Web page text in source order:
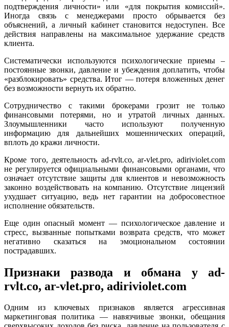
подтверждения личности» или «для покрытия комиссий».
Иногда связь с менеджерами просто обрывается без
объяснений, а личный кабинет становится недоступен. Все
действия направлены на максимальное удержание средств
клиента.
Систематически используются психологические приемы –
постоянные звонки, давление и убеждения доплатить, чтобы
«разблокировать» средства. Итог — потеря вложенных денег
без возможности вернуть их обратно.
Сотрудничество с такими брокерами грозит не только
финансовыми потерями, но и утратой личных данных.
Злоумышленники часто используют полученную
информацию для дальнейших мошеннических операций,
вплоть до кражи личности.
Кроме того, деятельность ad-rvlt.co, ar-vlet.pro, adiriviolet.com
не регулируется официальными финансовыми органами, что
означает отсутствие защиты для клиентов и невозможность
законно воздействовать на компанию. Отсутствие лицензий
ухудшает ситуацию, ведь нет гарантии на добросовестное
исполнение обязательств.
Еще один опасный момент — психологическое давление и
стресс, вызванные попытками возврата средств, что может
негативно сказаться на эмоциональном состоянии
пострадавших.
Признаки развода и обмана у ad-
rvlt.co, ar-vlet.pro, adiriviolet.com
Одним из ключевых признаков является агрессивная
маркетинговая политика — навязчивые звонки, обещания